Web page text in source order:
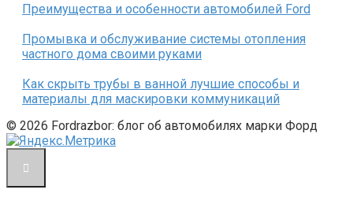
Преимущества и особенности автомобилей Ford
Промывка и обслуживание системы отопления
частного дома своими руками
Как скрыть трубы в ванной лучшие способы и
материалы для маскировки коммуникаций
© 2026 Fordrazbor: блог об автомобилях марки Форд